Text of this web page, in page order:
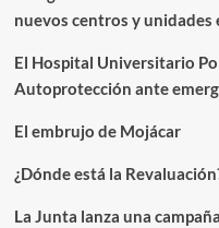
nuevos centros y unidades
El Hospital Universitario
Autoprotección ante
El embrujo de Mojácar
¿Dónde está la
La Junta lanza una